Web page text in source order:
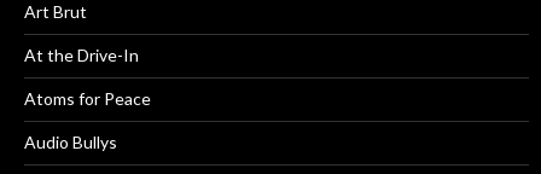
Art Brut
At the Drive-In
Atoms for Peace
Audio Bullys